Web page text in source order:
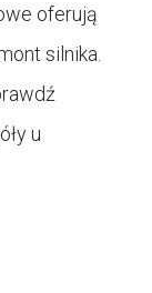
oferują
silnika.
u